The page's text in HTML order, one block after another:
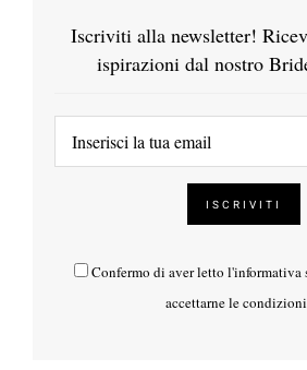
Iscriviti alla newsletter!
ispirazioni dal nostro
Confermo di aver letto l'informativa
accettarne le condizioni